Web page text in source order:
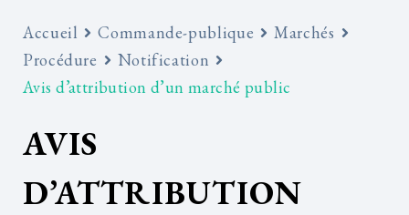
Accueil Commande-publique
Marchés
Procédure
Notification
Avis d’attribution d’un marché public
AVIS
D’ATTRIBUTION